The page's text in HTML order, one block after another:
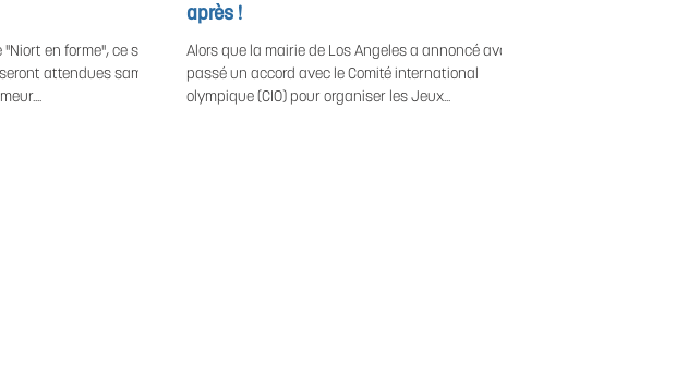
en forme", ce sont
attendues samedi
après !
Alors que la mairie de Los Angeles a annoncé avoir
passé un accord avec le Comité international
olympique (CIO) pour organiser les Jeux...